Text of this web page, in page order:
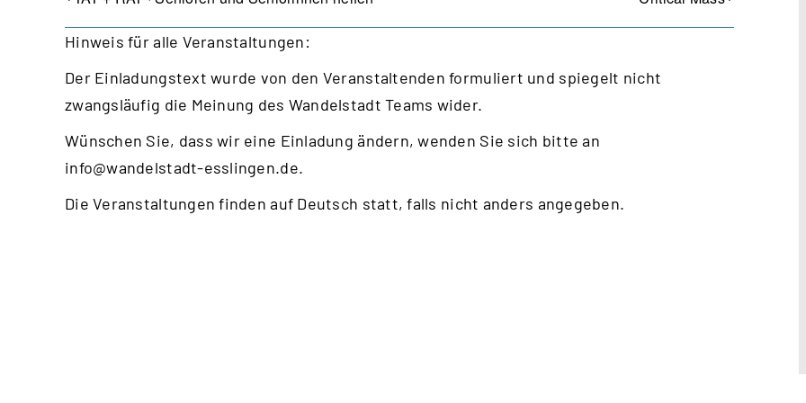
Hinweis für alle Veranstaltungen:
Der Einladungstext wurde von den Veranstaltenden formuliert und spiegelt nicht
zwangsläufig die Meinung des Wandelstadt Teams wider.
Wünschen Sie, dass wir eine Einladung ändern, wenden Sie sich bitte an
info@wandelstadt-esslingen.de.
Die Veranstaltungen finden auf Deutsch statt, falls nicht anders angegeben.